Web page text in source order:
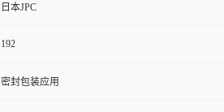
日本JPC
192
密封包装应用